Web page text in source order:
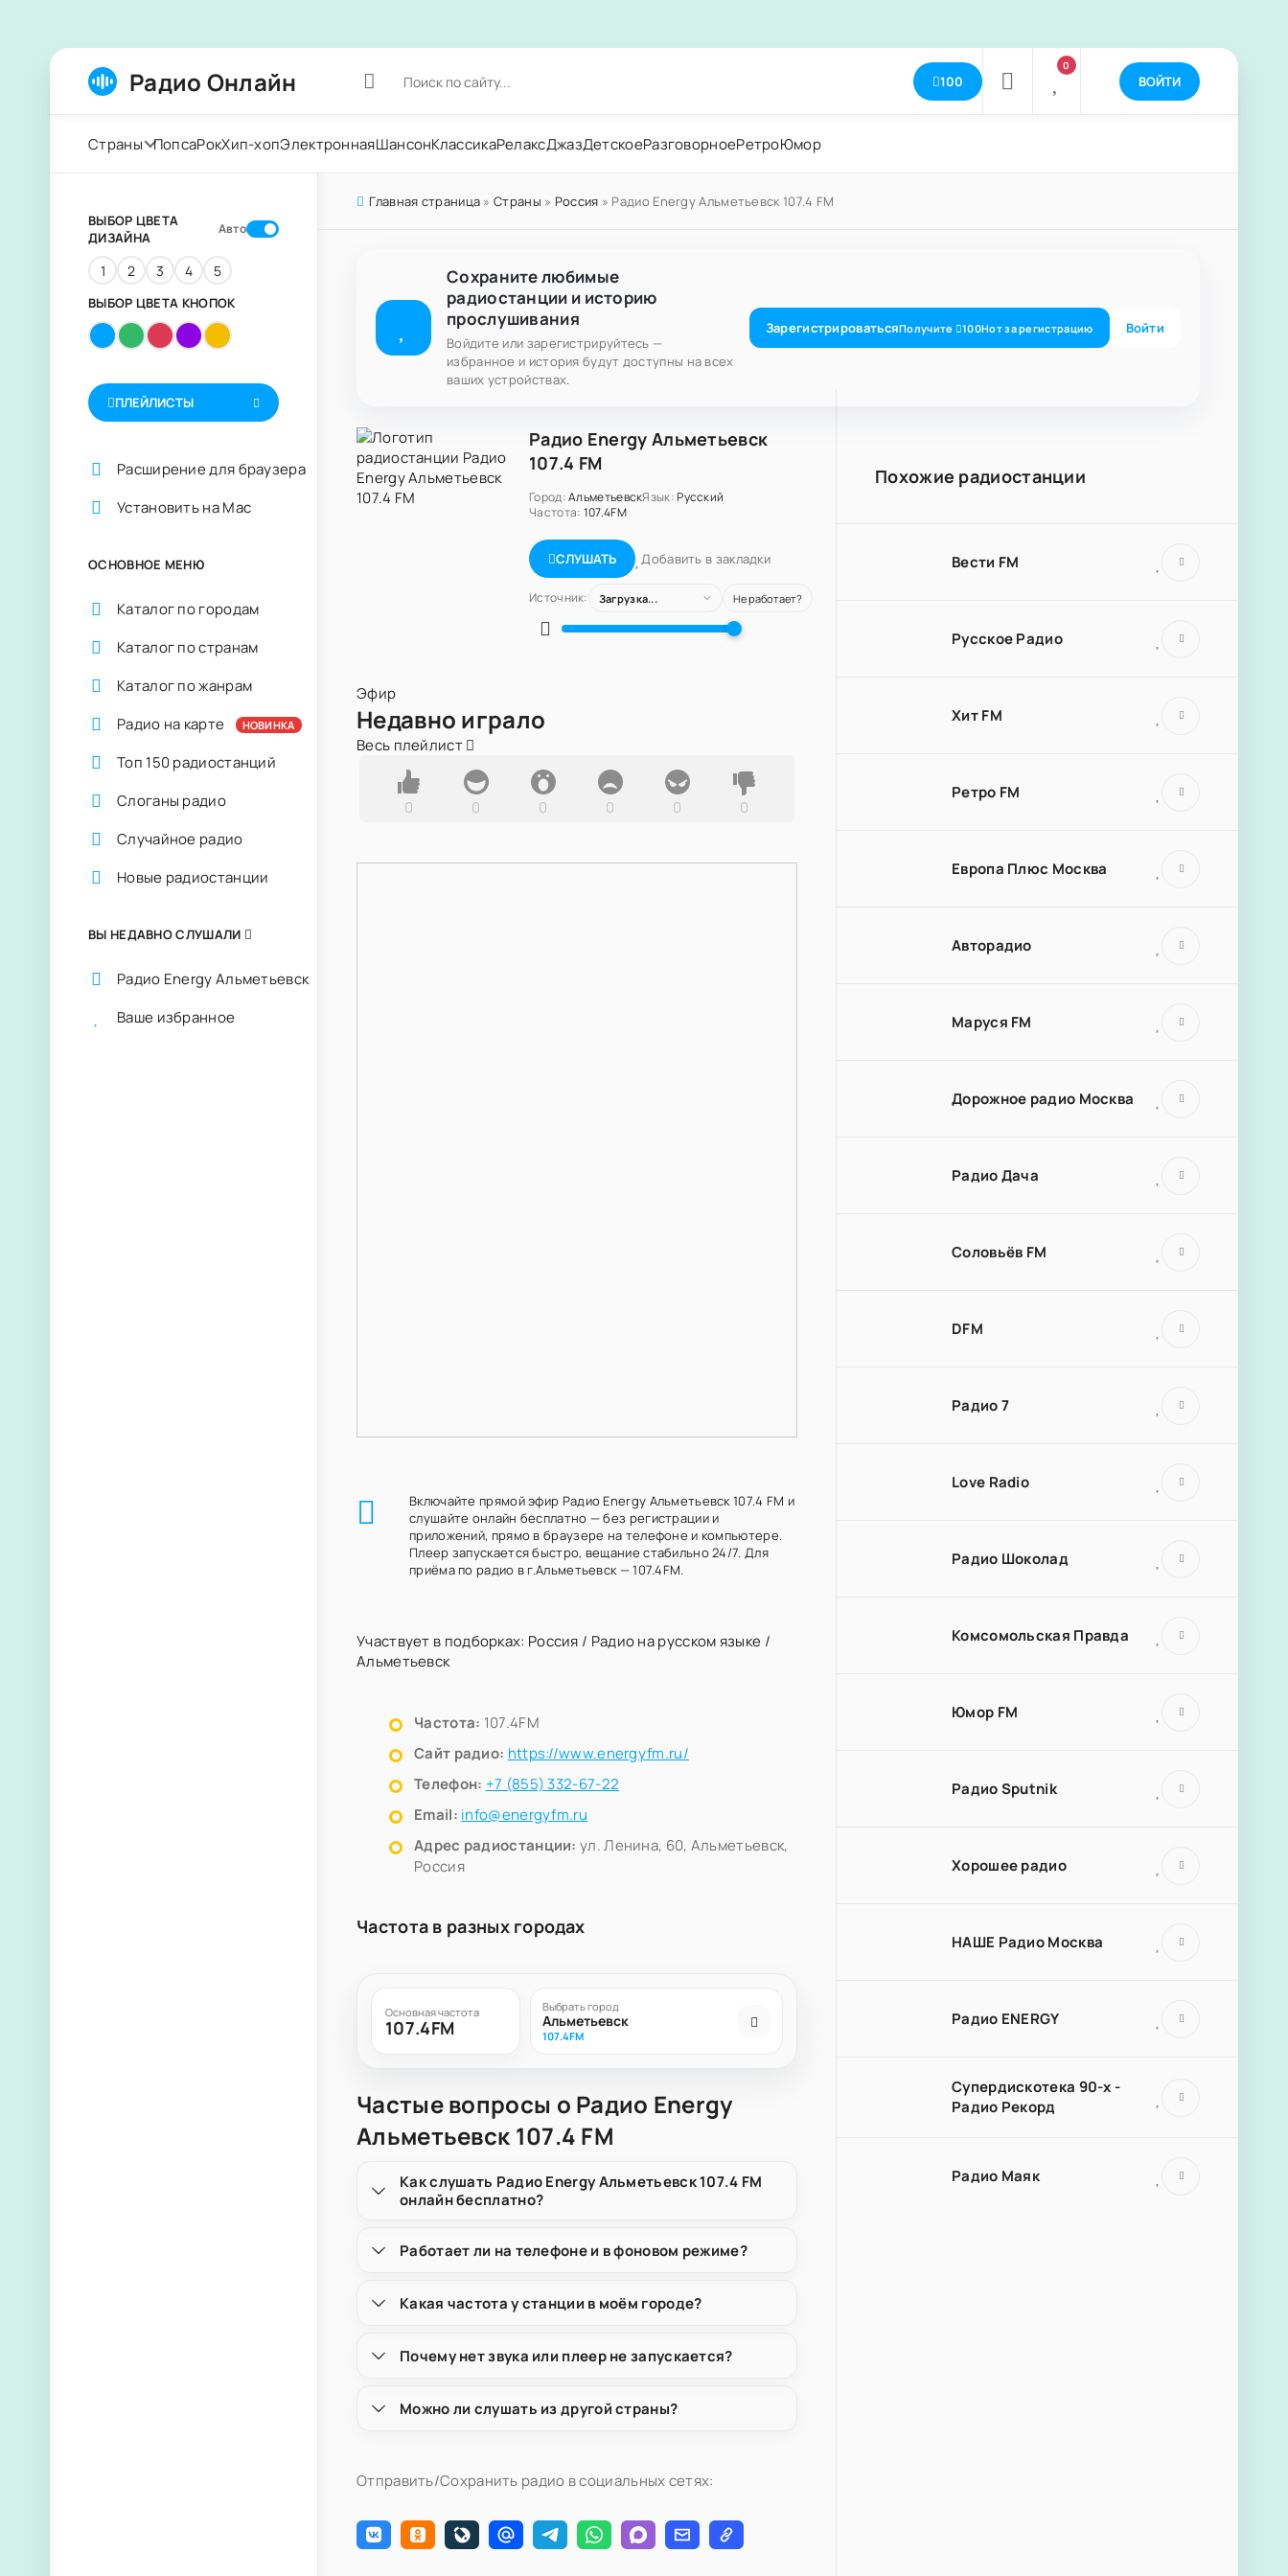
Радио Онлайн 100
0
ВОЙТИ
Страны ПопсаРокХип-хопЭлектроннаяШансонКлассикаРелаксДжазДетскоеРазговорноеРетроЮмор
Главная страница »Страны » Россия » Радио Energy Альметьевск 107.4 FM
Сохраните любимые
радиостанции и историю
прослушивания
Войдите или зарегистрируйтесь —
избранное и история будут доступны на всех
ваших устройствах.
ЗарегистрироватьсяПолучите 100Нотза регистрацию Войти
Радио Energy Альметьевск
107.4 FM
Город:АльметьевскЯзык:Русский
Частота: 107.4FM
СЛУШАТЬ Добавить в закладки
Источник: Загрузка... Не работает?
Эфир
Недавно играло
Весь плейлист
0 0 0 0 0 0
Включайте прямой эфир Радио Energy Альметьевск 107.4 FM и
слушайте онлайн бесплатно — без регистрации и
приложений, прямо в браузере на телефоне и компьютере.
Плеер запускается быстро, вещание стабильно 24/7. Для
приёма по радио в г.Альметьевск — 107.4FM.
Участвует в подборках: Россия / Радио на русском языке /
Альметьевск
Частота: 107.4FM
Сайт радио: https://www.energyfm.ru/
Телефон: +7 (855) 332-67-22
Email: info@energyfm.ru
Адрес радиостанции: ул. Ленина, 60, Альметьевск,
Россия
Частота в разных городах
Основная частота
107.4FM
Выбрать город
Альметьевск
107.4FM
Частые вопросы о Радио Energy
Альметьевск 107.4 FM
Как слушать Радио Energy Альметьевск 107.4 FM
онлайн бесплатно?
Работает ли на телефоне и в фоновом режиме?
Какая частота у станции в моём городе?
Почему нет звука или плеер не запускается?
Можно ли слушать из другой страны?
Отправить/Сохранить радио в социальных сетях:
Похожие радиостанции
Вести FM
Русское Радио
Хит FM
Ретро FM
Европа Плюс Москва
Авторадио
Маруся FM
Дорожное радио Москва
Радио Дача
Соловьёв FM
DFM
Радио 7
Love Radio
Радио Шоколад
Комсомольская Правда
Юмор FM
Радио Sputnik
Хорошее радио
НАШЕ Радио Москва
Радио ENERGY
Супердискотека 90-х -
Радио Рекорд
Радио Маяк
ВЫБОР ЦВЕТА
ДИЗАЙНА
Авто
1 2 3 4 5
ВЫБОР ЦВЕТА КНОПОК
ПЛЕЙЛИСТЫ
Расширение для браузера
Установить на Mac
ОСНОВНОЕ МЕНЮ
Каталог по городам
Каталог по странам
Каталог по жанрам
Радио на карте
НОВИНКА
Топ 150 радиостанций
Слоганы радио
Случайное радио
Новые радиостанции
ВЫ НЕДАВНО СЛУШАЛИ
Радио Energy Альметьевск
Ваше избранное